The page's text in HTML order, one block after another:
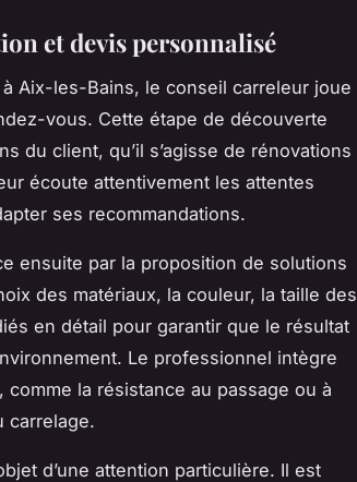
et devis personnalisé
Aix-les-Bains, le conseil carreleur joue
vous. Cette étape de découverte
du client, qu’il s’agisse de rénovations
écoute attentivement les attentes
ses recommandations.
ensuite par la proposition de solutions
des matériaux, la couleur, la taille des
en détail pour garantir que le résultat
Le professionnel intègre
la résistance au passage ou à
carrelage.
d’une attention particulière. Il est